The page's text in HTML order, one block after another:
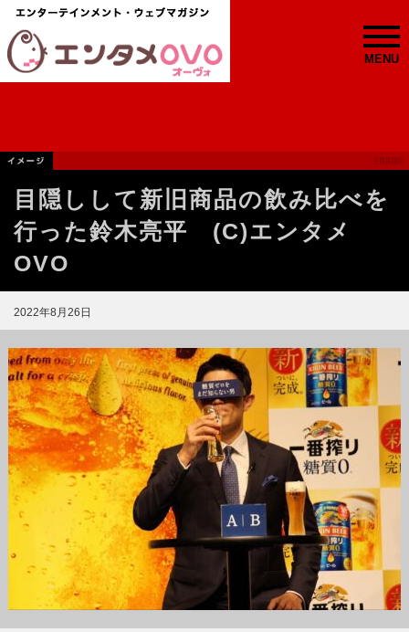
MENU
目隠しして新旧商品の飲み比べを
行った鈴木亮平 (C)エンタメ
OVO
2022年8月26日